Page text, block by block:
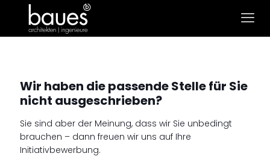
Wir haben die passende Stelle für Sie
nicht ausgeschrieben?
Sie sind aber der Meinung, dass wir Sie unbedingt
brauchen – dann freuen wir uns auf Ihre
Initiativbewerbung.